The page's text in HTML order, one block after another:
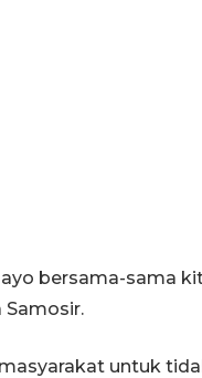
bersama-sama
Samosir.
untuk